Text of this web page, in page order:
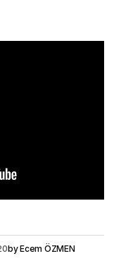
byEcem ÖZMEN